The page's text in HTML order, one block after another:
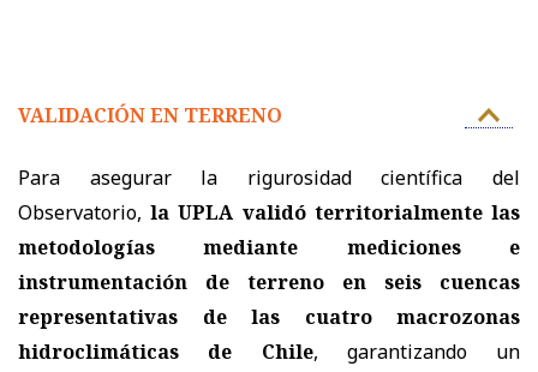
VALIDACIÓN EN TERRENO
Para asegurar la rigurosidad científica del
Observatorio, la UPLA validó territorialmente las
metodologías mediante mediciones e
instrumentación de terreno en seis cuencas
representativas de las cuatro macrozonas
hidroclimáticas de Chile, garantizando un